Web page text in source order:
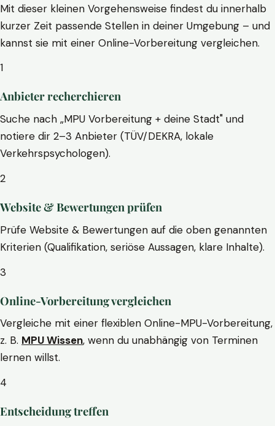
Mit dieser kleinen Vorgehensweise findest du innerhalb
kurzer Zeit passende Stellen in deiner Umgebung – und
kannst sie mit einer Online-Vorbereitung vergleichen.
1
Anbieter recherchieren
Suche nach „MPU Vorbereitung + deine Stadt" und
notiere dir 2–3 Anbieter (TÜV/DEKRA, lokale
Verkehrspsychologen).
2
Website & Bewertungen prüfen
Prüfe Website & Bewertungen auf die oben genannten
Kriterien (Qualifikation, seriöse Aussagen, klare Inhalte).
3
Online-Vorbereitung vergleichen
Vergleiche mit einer flexiblen Online-MPU-Vorbereitung,
z. B. MPU Wissen, wenn du unabhängig von Terminen
lernen willst.
4
Entscheidung treffen